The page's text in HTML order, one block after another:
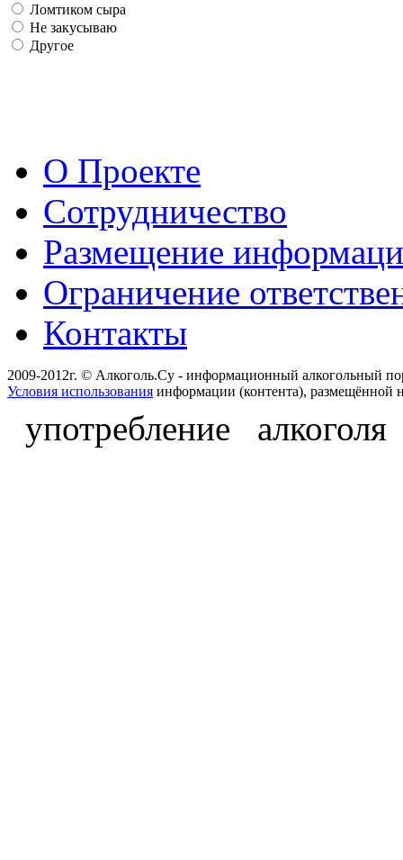
Ломтиком сыра
Не закусываю
Другое
О Проекте
Сотрудничество
Размещение
Ограничение
Контакты
2009-2012г. © Алкоголь.Су - информационный алкогольный
Условия использования информации (контента), размещённой
употребление